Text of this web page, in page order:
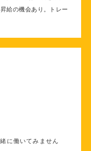
給の機会あり。トレー
に働いてみません